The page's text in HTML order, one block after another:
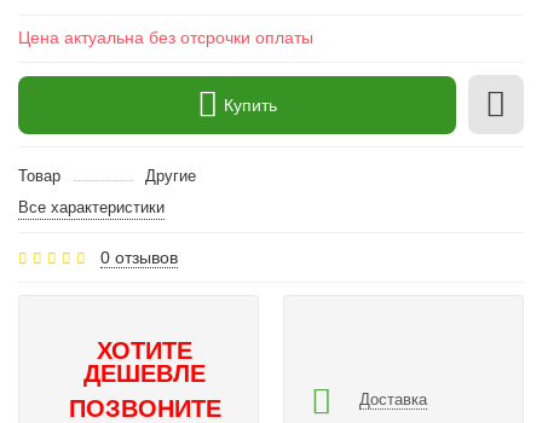
Цена актуальна без отсрочки оплаты
Купить
Товар
Другие
Все характеристики
0 отзывов
ХОТИТЕ
ДЕШЕВЛЕ
ПОЗВОНИТЕ
Доставка